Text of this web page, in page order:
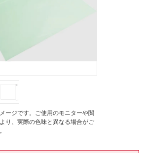
ージです。ご使用のモニターや閲
り、実際の色味と異なる場合がご